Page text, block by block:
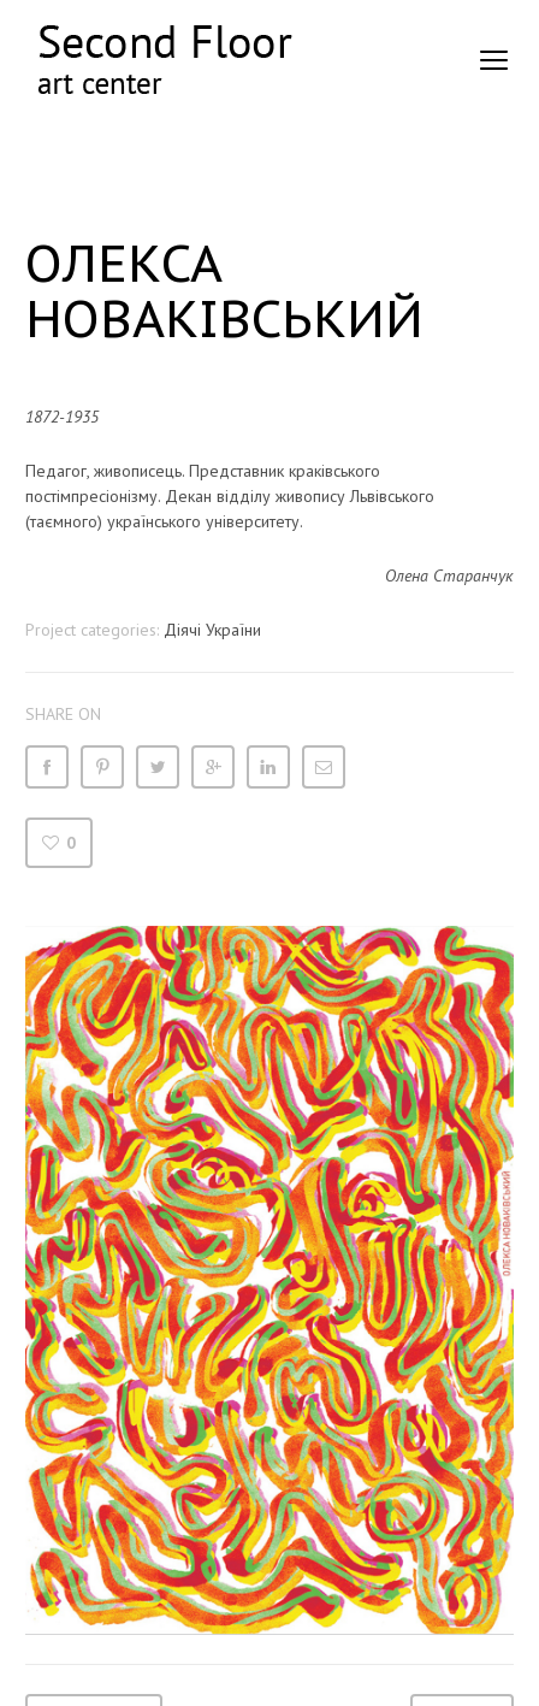
ОЛЕКСА
НОВАКІВСЬКИЙ
1872-1935
Педагог, живописець. Представник краківського
постімпресіонізму. Декан відділу живопису Львівського
(таємного) українського університету.
Олена Старанчук
Project categories: Діячі України
SHARE ON
0